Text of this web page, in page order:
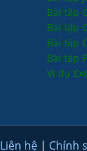
Bài tập C
Bài tập
Bài tập
Bài tập
Ví dụ
Liên hệ | Chính